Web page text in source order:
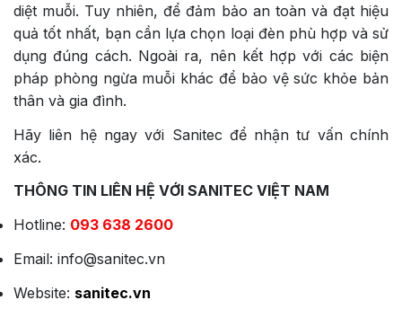
diệt muỗi. Tuy nhiên, để đảm bảo an toàn và đạt hiệu
quả tốt nhất, bạn cần lựa chọn loại đèn phù hợp và sử
dụng đúng cách. Ngoài ra, nên kết hợp với các biện
pháp phòng ngừa muỗi khác để bảo vệ sức khỏe bản
thân và gia đình.
Hãy liên hệ ngay với Sanitec để nhận tư vấn chính
xác.
THÔNG TIN LIÊN HỆ VỚI SANITEC VIỆT NAM
Hotline: 093 638 2600
Email: info@sanitec.vn
Website: sanitec.vn